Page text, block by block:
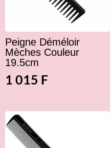
Peigne Déméloir
Mèches Couleur
19.5cm
1 015 F